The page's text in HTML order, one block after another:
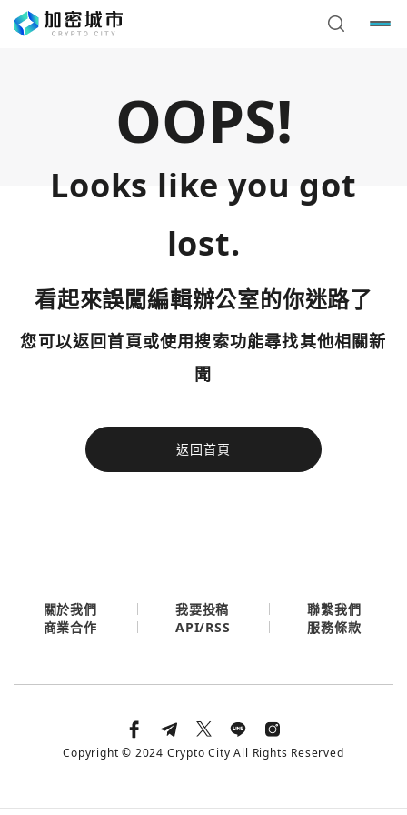
OOPS!
Looks like you got
lost.
看起來誤闖編輯辦公室的你迷路了
您可以返回首頁或使用搜索功能尋找其他相關新
聞
返回首頁
今日熱門
使用以下帳號繼續
您已閒置5分鐘，請點擊關閉按鈕或空白處，即可回到加密
今日熱門
關於我們 我要投稿
聯繫我們
商業合作
API/RSS 服務條款
Copyright © 2024 Crypto City All Rights Reserved